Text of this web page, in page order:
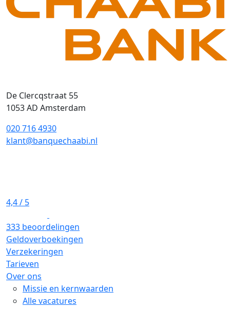
De Clercqstraat 55
1053 AD Amsterdam
020 716 4930
klant@banquechaabi.nl
4,4/ 5
333 beoordelingen
Geldoverboekingen
Verzekeringen
Tarieven
Over ons
Missie en kernwaarden
Alle vacatures